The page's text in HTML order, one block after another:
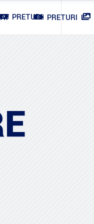
PRETURI PRETURI